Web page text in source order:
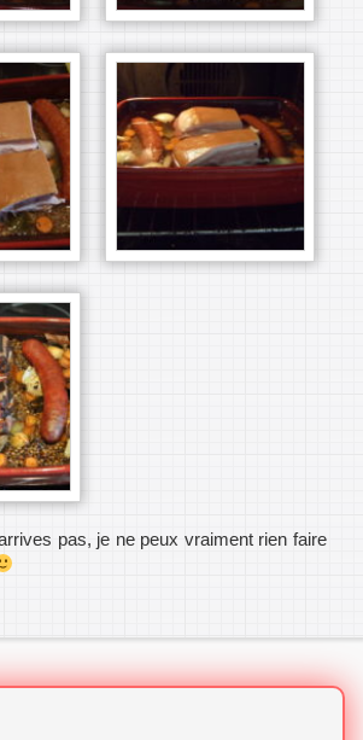
pas, je ne peux vraiment rien faire